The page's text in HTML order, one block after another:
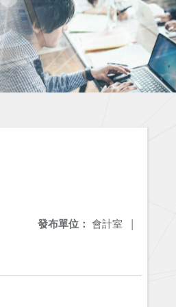
發布單位： 會計室 |